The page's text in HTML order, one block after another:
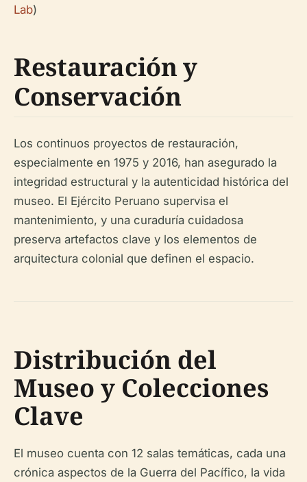
Lab)
Restauración y
Conservación
Los continuos proyectos de restauración,
especialmente en 1975 y 2016, han asegurado la
integridad estructural y la autenticidad histórica del
museo. El Ejército Peruano supervisa el
mantenimiento, y una curaduría cuidadosa
preserva artefactos clave y los elementos de
arquitectura colonial que definen el espacio.
Distribución del
Museo y Colecciones
Clave
El museo cuenta con 12 salas temáticas, cada una
crónica aspectos de la Guerra del Pacífico, la vida